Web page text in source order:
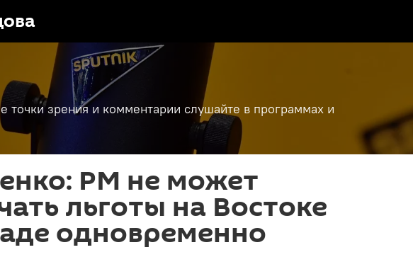
зрения и комментарии слушайте в программах и
РМ не может
льготы на Востоке
одновременно